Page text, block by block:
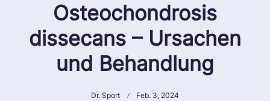
Osteochondrosis
dissecans – Ursachen
und Behandlung
Dr. Sport Feb. 3, 2024